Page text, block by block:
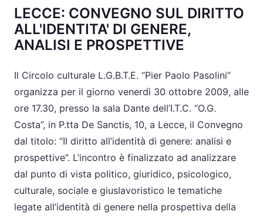
LECCE: CONVEGNO SUL DIRITTO
ALL'IDENTITA' DI GENERE,
ANALISI E PROSPETTIVE
Il Circolo culturale L.G.B.T.E. “Pier Paolo Pasolini”
organizza per il giorno venerdì 30 ottobre 2009, alle
ore 17.30, presso la sala Dante dell’I.T.C. “O.G.
Costa”, in P.tta De Sanctis, 10, a Lecce, il Convegno
dal titolo: “Il diritto all’identità di genere: analisi e
prospettive”. L’incontro è finalizzato ad analizzare
dal punto di vista politico, giuridico, psicologico,
culturale, sociale e giuslavoristico le tematiche
legate all’identità di genere nella prospettiva della